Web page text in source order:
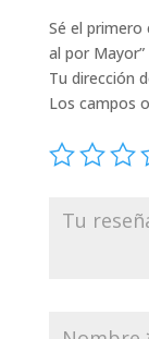
Sé el primero
al por Mayor”
Tu dirección
Los campos